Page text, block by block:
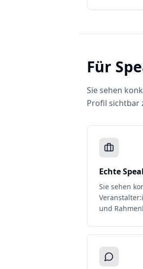
Für
Sie sehen
Profil sichtbar
Echte
Sie sehen
und